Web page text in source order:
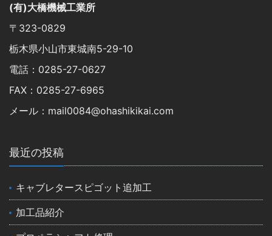
(有)大橋機械工業所
〒323-0829
栃木県小山市東城南5-29-10
電話：0285-27-0627
FAX：0285-27-6965
メール：mail0084@ohashikikai.com
最近の投稿
キャブレタースピゴット追加工
加工品紹介